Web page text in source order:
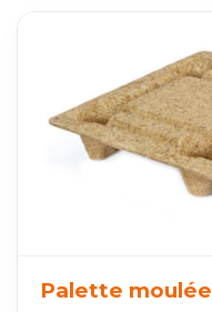
Palette moulée